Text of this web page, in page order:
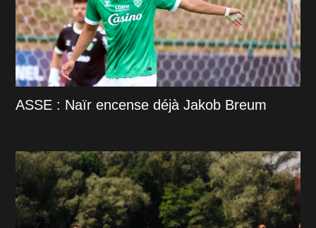
ASSE : Naïr encense déjà Jakob Breum